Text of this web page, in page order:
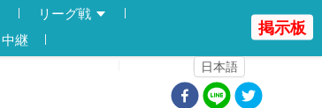
リーグ戦
中継
日本語
掲示板